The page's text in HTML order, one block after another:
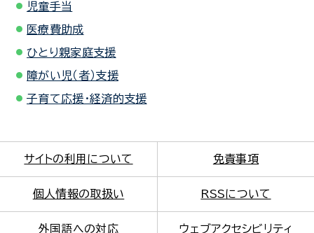
児童手当
医療費助成
ひとり親家庭支援
障がい児（者）支援
子育て応援・経済的支援
サイトの利用について 免責事項
個人情報の取扱い RSSについて
外国語への対応 ウェブアクセシビリティ